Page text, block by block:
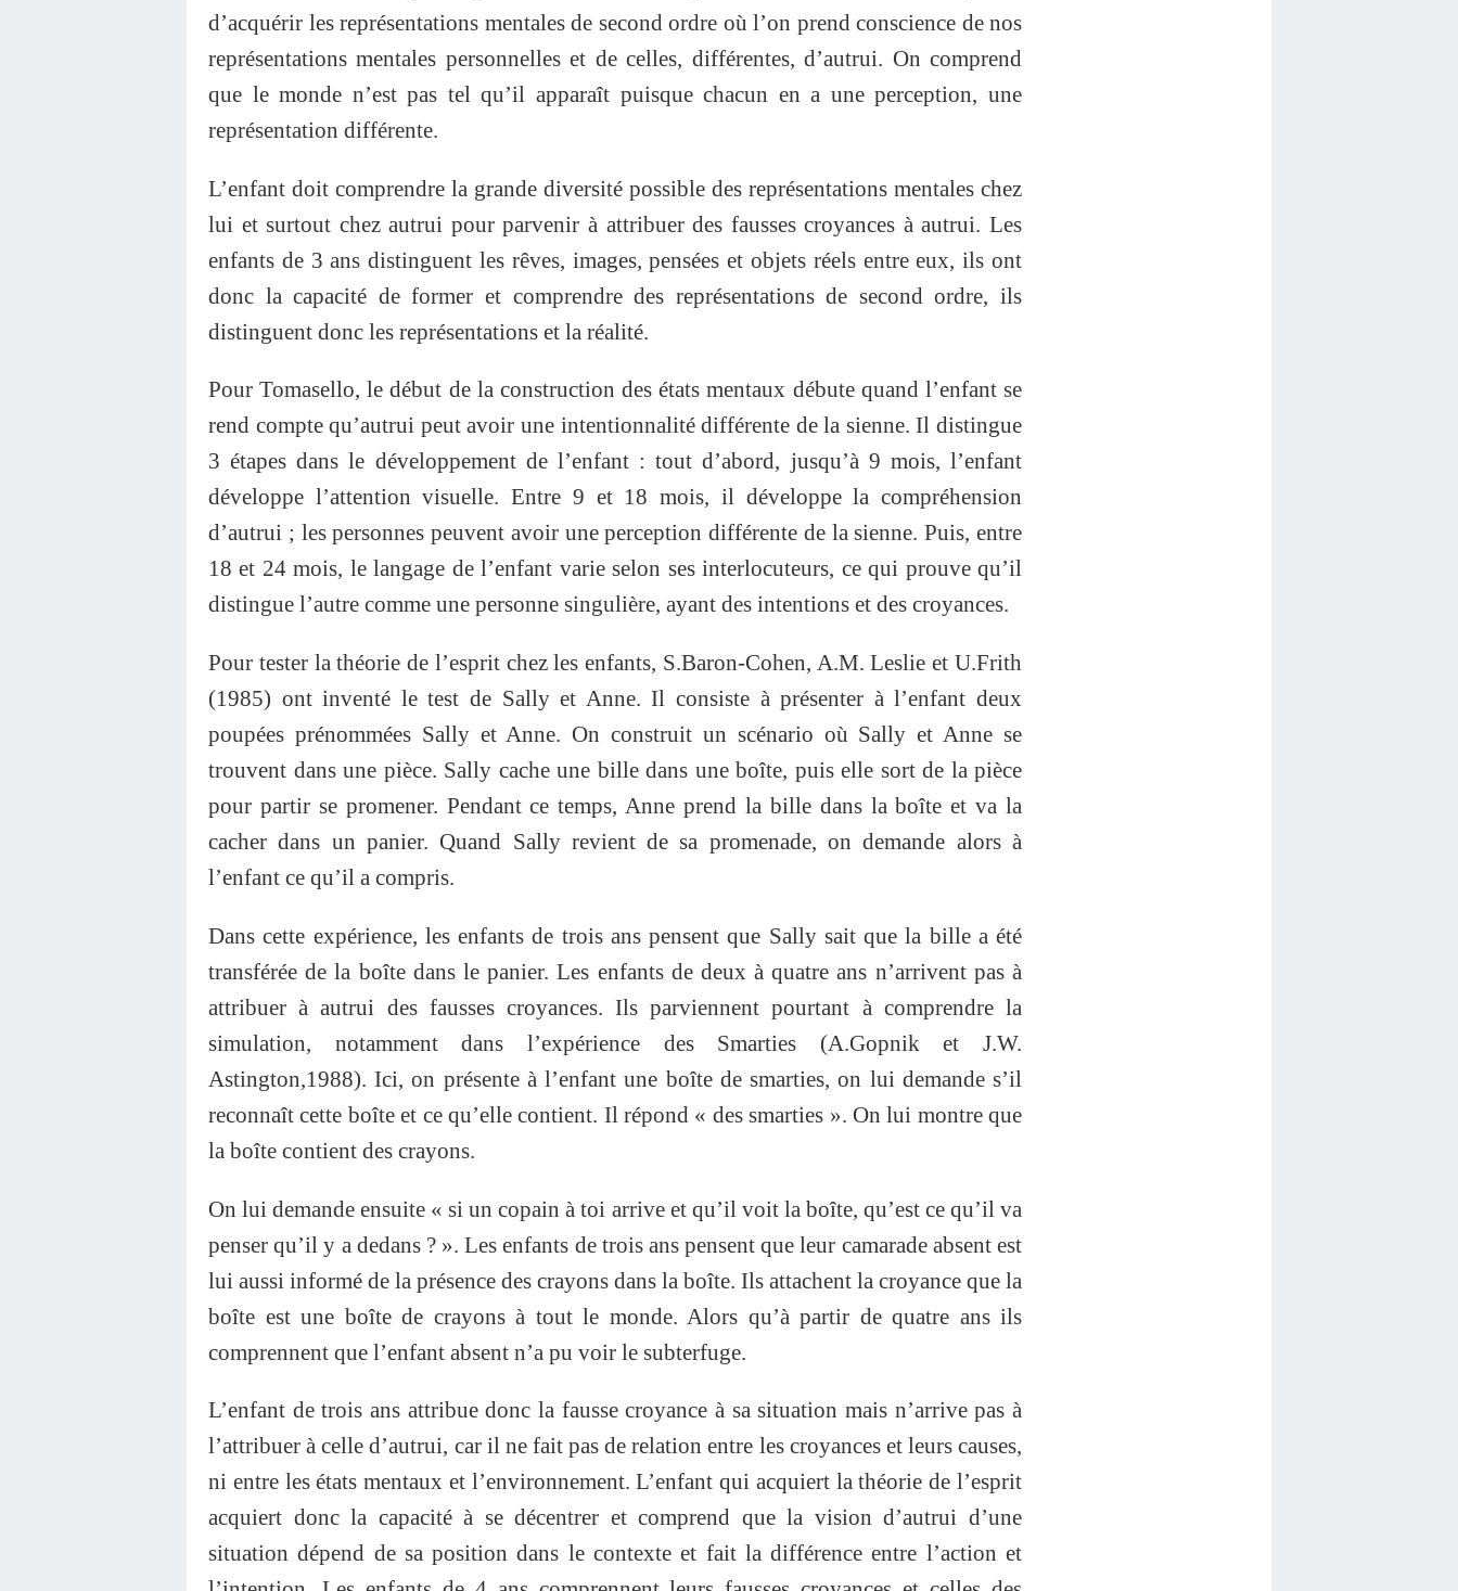
d’acquérir les représentations mentales de second ordre où l’on prend conscience de nos
représentations mentales personnelles et de celles, différentes, d’autrui. On comprend
que le monde n’est pas tel qu’il apparaît puisque chacun en a une perception, une
représentation différente.
L’enfant doit comprendre la grande diversité possible des représentations mentales chez
lui et surtout chez autrui pour parvenir à attribuer des fausses croyances à autrui. Les
enfants de 3 ans distinguent les rêves, images, pensées et objets réels entre eux, ils ont
donc la capacité de former et comprendre des représentations de second ordre, ils
distinguent donc les représentations et la réalité.
Pour Tomasello, le début de la construction des états mentaux débute quand l’enfant se
rend compte qu’autrui peut avoir une intentionnalité différente de la sienne. Il distingue
3 étapes dans le développement de l’enfant : tout d’abord, jusqu’à 9 mois, l’enfant
développe l’attention visuelle. Entre 9 et 18 mois, il développe la compréhension
d’autrui ; les personnes peuvent avoir une perception différente de la sienne. Puis, entre
18 et 24 mois, le langage de l’enfant varie selon ses interlocuteurs, ce qui prouve qu’il
distingue l’autre comme une personne singulière, ayant des intentions et des croyances.
Pour tester la théorie de l’esprit chez les enfants, S.Baron-Cohen, A.M. Leslie et U.Frith
(1985) ont inventé le test de Sally et Anne. Il consiste à présenter à l’enfant deux
poupées prénommées Sally et Anne. On construit un scénario où Sally et Anne se
trouvent dans une pièce. Sally cache une bille dans une boîte, puis elle sort de la pièce
pour partir se promener. Pendant ce temps, Anne prend la bille dans la boîte et va la
cacher dans un panier. Quand Sally revient de sa promenade, on demande alors à
l’enfant ce qu’il a compris.
Dans cette expérience, les enfants de trois ans pensent que Sally sait que la bille a été
transférée de la boîte dans le panier. Les enfants de deux à quatre ans n’arrivent pas à
attribuer à autrui des fausses croyances. Ils parviennent pourtant à comprendre la
simulation, notamment dans l’expérience des Smarties (A.Gopnik et J.W.
Astington,1988). Ici, on présente à l’enfant une boîte de smarties, on lui demande s’il
reconnaît cette boîte et ce qu’elle contient. Il répond « des smarties ». On lui montre que
la boîte contient des crayons.
On lui demande ensuite « si un copain à toi arrive et qu’il voit la boîte, qu’est ce qu’il va
penser qu’il y a dedans ? ». Les enfants de trois ans pensent que leur camarade absent est
lui aussi informé de la présence des crayons dans la boîte. Ils attachent la croyance que la
boîte est une boîte de crayons à tout le monde. Alors qu’à partir de quatre ans ils
comprennent que l’enfant absent n’a pu voir le subterfuge.
L’enfant de trois ans attribue donc la fausse croyance à sa situation mais n’arrive pas à
l’attribuer à celle d’autrui, car il ne fait pas de relation entre les croyances et leurs causes,
ni entre les états mentaux et l’environnement. L’enfant qui acquiert la théorie de l’esprit
acquiert donc la capacité à se décentrer et comprend que la vision d’autrui d’une
situation dépend de sa position dans le contexte et fait la différence entre l’action et